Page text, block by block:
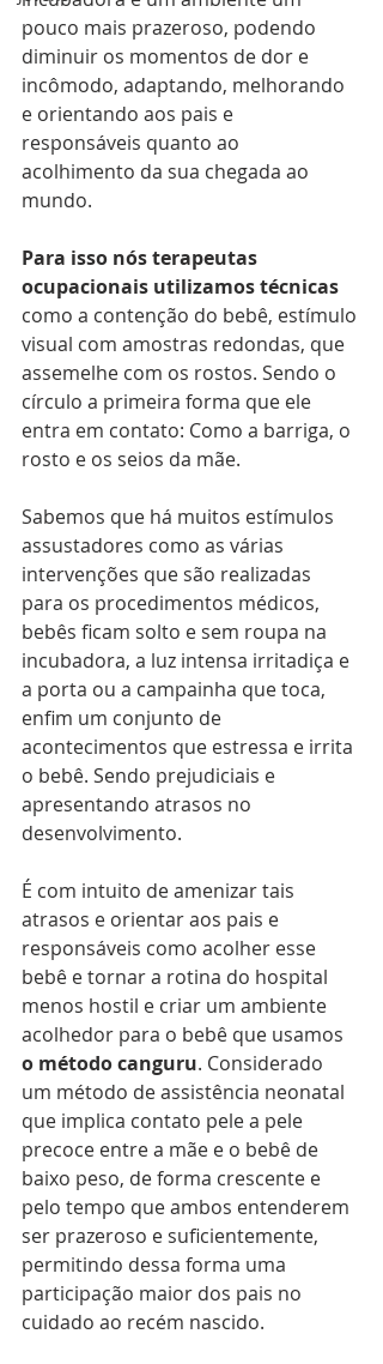
pouco mais prazeroso, podendo
diminuir os momentos de dor e
incômodo, adaptando, melhorando
e orientando aos pais e
responsáveis quanto ao
acolhimento da sua chegada ao
mundo.
Para isso nós terapeutas
ocupacionais utilizamos técnicas
como a contenção do bebê, estímulo
visual com amostras redondas, que
assemelhe com os rostos. Sendo o
círculo a primeira forma que ele
entra em contato: Como a barriga, o
rosto e os seios da mãe.
Sabemos que há muitos estímulos
assustadores como as várias
intervenções que são realizadas
para os procedimentos médicos,
bebês ficam solto e sem roupa na
incubadora, a luz intensa irritadiça e
a porta ou a campainha que toca,
enfim um conjunto de
acontecimentos que estressa e irrita
o bebê. Sendo prejudiciais e
apresentando atrasos no
desenvolvimento.
É com intuito de amenizar tais
atrasos e orientar aos pais e
responsáveis como acolher esse
bebê e tornar a rotina do hospital
menos hostil e criar um ambiente
acolhedor para o bebê que usamos
o método canguru. Considerado
um método de assistência neonatal
que implica contato pele a pele
precoce entre a mãe e o bebê de
baixo peso, de forma crescente e
pelo tempo que ambos entenderem
ser prazeroso e suficientemente,
permitindo dessa forma uma
participação maior dos pais no
cuidado ao recém nascido.